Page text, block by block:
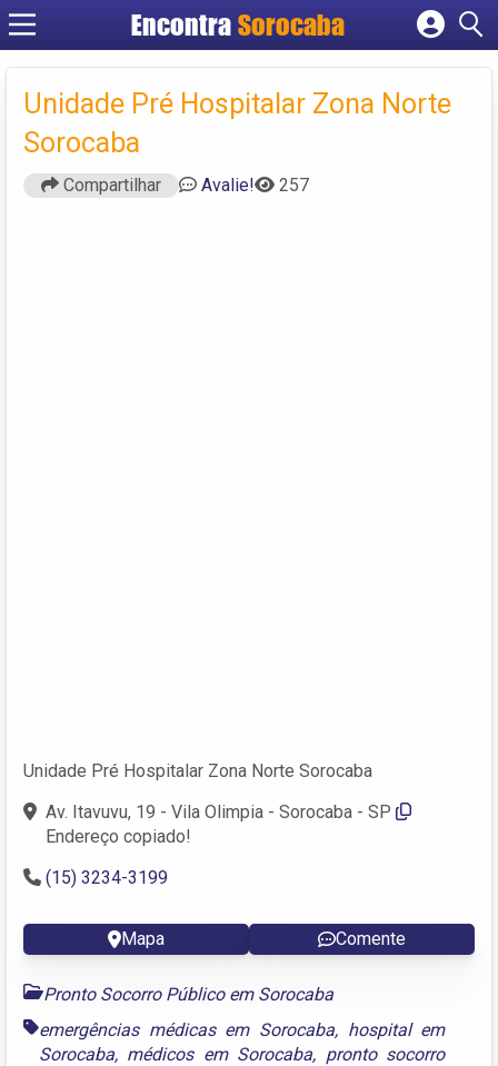
EncontraSorocaba
Cadastrar empresa
Criar conta
Unidade Pré Hospitalar Zona Norte
Sorocaba
Compartilhar Avalie! 257
Unidade Pré Hospitalar Zona Norte Sorocaba
Av. Itavuvu, 19 - Vila Olimpia - Sorocaba - SP
Endereço copiado!
(15) 3234-3199
Mapa Comente
Pronto Socorro Público em Sorocaba
emergências médicas em Sorocaba, hospital em
Sorocaba, médicos em Sorocaba, pronto socorro